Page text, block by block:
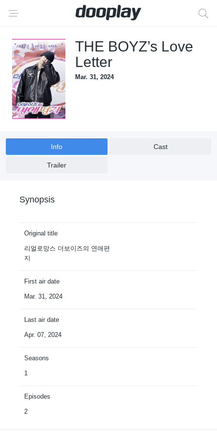
THE BOYZ’s Love
Letter
Mar. 31, 2024
Info Cast
Trailer
Synopsis
Original title
리얼로망스 더보이즈의 연애편
지
First air date
Mar. 31, 2024
Last air date
Apr. 07, 2024
Seasons
1
Episodes
2